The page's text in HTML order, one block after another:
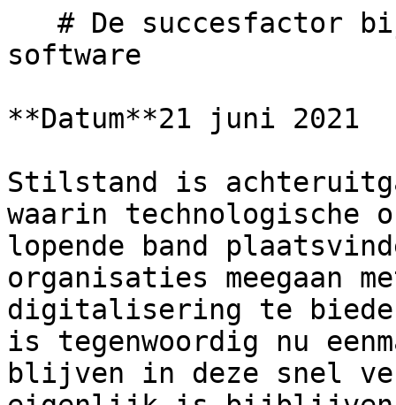
software
**Datum**21 juni 2021
Stilstand is
waarin technologische
lopende band
organisaties meegaan
digitalisering te
is tegenwoordig nu
blijven in deze snel